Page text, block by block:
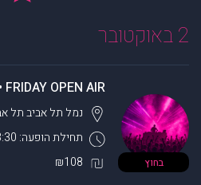
2 באוקטובר
בחוץ
FRIDAY OPEN AIR
תחילת הופעה: 23:30
נמל תל אביבתל
₪108